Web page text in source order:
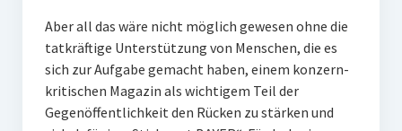
Aber all das wäre nicht möglich gewesen ohne die
tatkräftige Unterstützung von Menschen, die es
sich zur Aufgabe gemacht haben, einem konzern-
kritischen Magazin als wichtigem Teil der
Gegenöffentlichkeit den Rücken zu stärken und